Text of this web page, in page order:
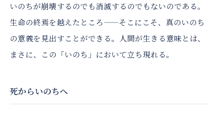
いのちが崩壊するのでも消滅するのでもないのである。
生命の終焉を越えたところ——そこにこそ、真のいのち
の意義を見出すことができる。人間が生きる意味とは、
まさに、この「いのち」において立ち現れる。
死からいのちへ